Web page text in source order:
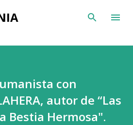
principal
con
autor de “Las
Bestia Hermosa".